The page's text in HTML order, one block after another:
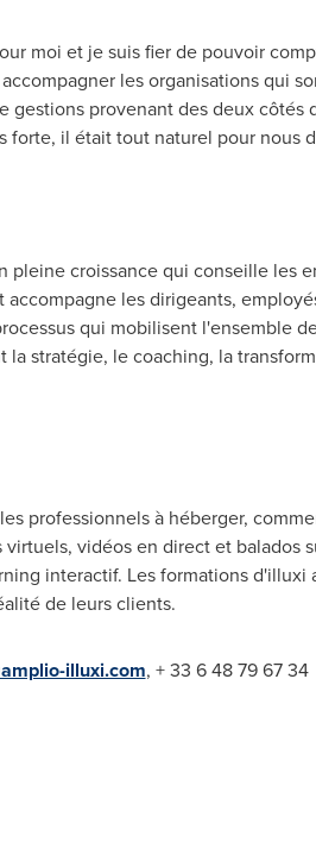
moi et je suis fier de pouvoir
les organisations qui
gestions provenant des deux
il était tout naturel pour nous
croissance qui conseille les
les dirigeants,
qui mobilisent l'ensemble
stratégie, le coaching, la
professionnels à héberger,
vidéos en direct et
interactif. Les formations
de leurs clients.
illuxi.com, + 33 6 48 79 67 34